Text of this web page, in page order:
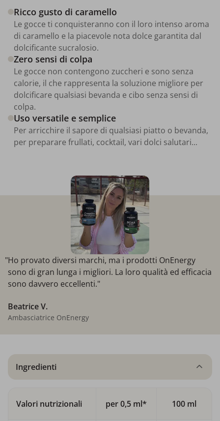
Ricco gusto di caramello
Le gocce ti conquisteranno con il loro intenso aroma
di caramello e la piacevole nota dolce garantita dal
dolcificante sucralosio.
Zero sensi di colpa
Le gocce non contengono zuccheri e sono senza
calorie, il che rappresenta la soluzione migliore per
dolcificare qualsiasi bevanda e cibo senza sensi di
colpa.
Uso versatile e semplice
Per arricchire il sapore di qualsiasi piatto o bevanda,
per preparare frullati, cocktail, vari dolci salutari...
"Ho provato diversi marchi, ma i prodotti OnEnergy
sono di gran lunga i migliori. La loro qualità ed efficacia
sono davvero eccellenti."
Beatrice V.
Ambasciatrice OnEnergy
Ingredienti
Valori nutrizionali per 0,5 ml* 100 ml